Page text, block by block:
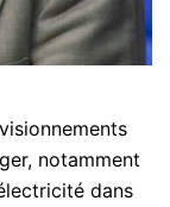
notamment
dans